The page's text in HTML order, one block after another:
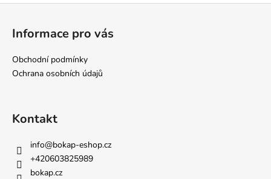
Informace pro vás
Obchodní podmínky
Ochrana osobních údajů
Kontakt
info@bokap-eshop.cz
+420603825989
bokap.cz